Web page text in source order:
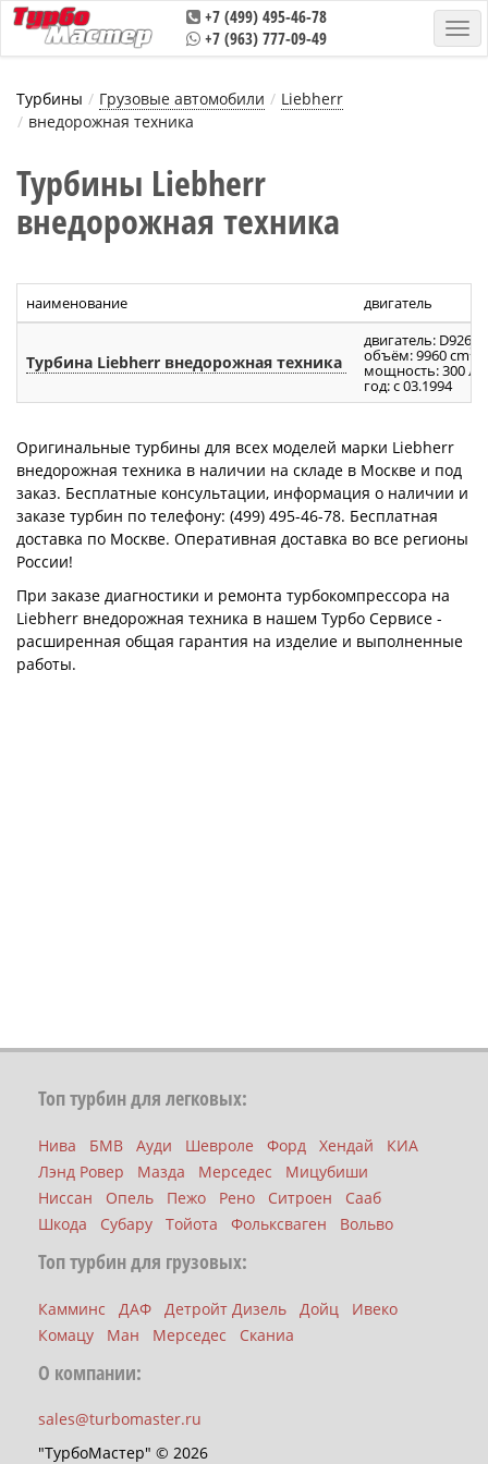
+7 (499) 495-46-78
+7 (963) 777-09-49
Турбины Грузовые автомобили
Liebherr
внедорожная техника
Турбины Liebherr
внедорожная техника
наименование двигатель
Турбина Liebherr внедорожная техника
двигатель: D926TI
объём: 9960 cm3
мощность: 300 л.с.
год: с 03.1994
Оригинальные турбины для всех моделей марки Liebherr
внедорожная техника в наличии на складе в Москве и под
заказ. Бесплатные консультации, информация о наличии и
заказе турбин по телефону: (499) 495-46-78. Бесплатная
доставка по Москве. Оперативная доставка во все регионы
России!
При заказе диагностики и ремонта турбокомпрессора на
Liebherr внедорожная техника в нашем Турбо Сервисе -
расширенная общая гарантия на изделие и выполненные
работы.
Топ турбин для легковых:
Нива БМВ Ауди Шевроле Форд Хендай
КИА
Лэнд Ровер
Мазда Мерседес
Мицубиши
Ниссан
Опель Пежо Рено Ситроен
Сааб
Шкода
Субару Тойота Фольксваген Вольво
Топ турбин для грузовых:
Камминс ДАФ Детройт Дизель Дойц
Ивеко
Комацу
Ман Мерседес Сканиа
О компании:
sales@turbomaster.ru
"ТурбоМастер" © 2026